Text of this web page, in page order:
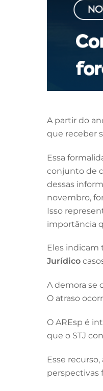
A partir do
que receber
Essa
conjunto de
dessas
novembro,
Isso
importância
Eles indicam
Jurídico
A demora se
O atraso
O AREsp é
que o STJ
Esse
perspectivas